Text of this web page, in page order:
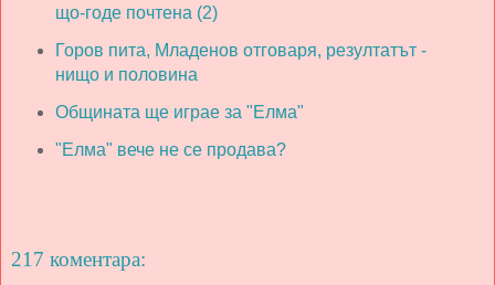
що-годе почтена (2)
Горов пита, Младенов отговаря, резултатът -
нищо и половина
Общината ще играе за "Елма"
"Елма" вече не се продава?
217 коментара: